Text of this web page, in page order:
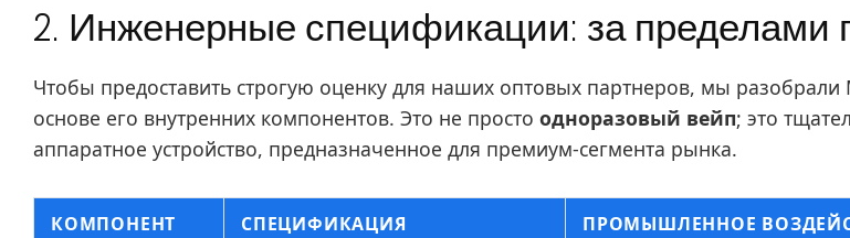
2. Инженерные спецификации: за пределами
Чтобы предоставить строгую оценку для наших оптовых партнеров, мы разобрали
основе его внутренних компонентов. Это не просто одноразовый вейп; это
аппаратное устройство, предназначенное для премиум-сегмента рынка.
КОМПОНЕНТ СПЕЦИФИКАЦИЯ ПРОМЫШЛЕННОЕ